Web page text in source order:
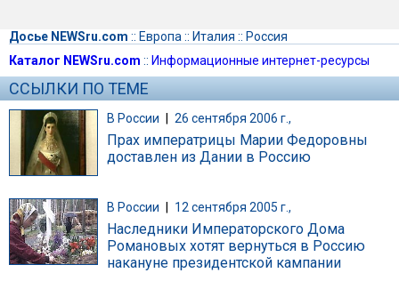
Досье NEWSru.com :: Европа :: Италия :: Россия
Каталог NEWSru.com :: Информационные интернет-ресурсы
ССЫЛКИ ПО ТЕМЕ
В России | 26 сентября 2006 г.,
Прах императрицы Марии Федоровны
доставлен из Дании в Россию
В России 12 сентября 2005 г.,
Наследники Императорского Дома
Романовых хотят вернуться в Россию
накануне президентской кампании